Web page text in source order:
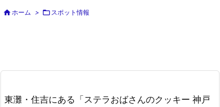
ホーム >  スポット情報
東灘・住吉にある「ステラおばさんのクッキー 神戸